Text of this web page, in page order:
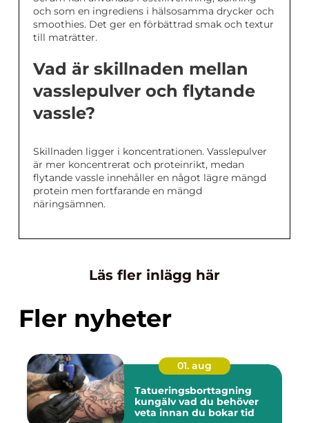
och som en ingrediens i hälsosamma drycker och
smoothies. Det ger en förbättrad smak och textur
till maträtter.
Vad är skillnaden mellan
vasslepulver och flytande
vassle?
Skillnaden ligger i koncentrationen. Vasslepulver
är mer koncentrerat och proteinrikt, medan
flytande vassle innehåller en något lägre mängd
protein men fortfarande en mängd
näringsämnen.
Läs fler inlägg här
Fler nyheter
01. aug
Tatueringsborttagning
kungälv vad du behöver
veta innan du bokar tid